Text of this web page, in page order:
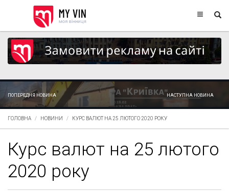
ПОПЕРЕДНЯ НОВИНА НАСТУПНА НОВИНА
ГОЛОВНА НОВИНИ КУРС ВАЛЮТ НА 25 ЛЮТОГО 2020 РОКУ
Курс валют на 25 лютого
2020 року